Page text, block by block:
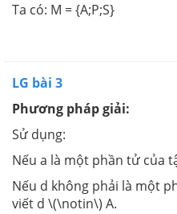
Ta có: M = {A;P;S}
LG bài 3
Phương pháp giải:
Sử dụng:
Nếu a là một phần tử của
Nếu d không phải là một
viết d \(\notin\) A.